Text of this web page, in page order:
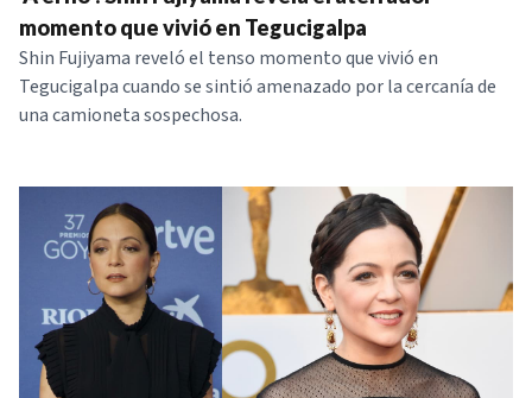
NOTICIAS
SERIES
momento que vivió en Tegucigalpa
Shin Fujiyama reveló el tenso momento que vivió en
Tegucigalpa cuando se sintió amenazado por la cercanía de
una camioneta sospechosa.